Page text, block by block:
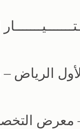
الاول0500559613-
– معرض